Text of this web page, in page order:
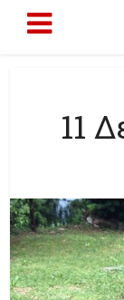
11